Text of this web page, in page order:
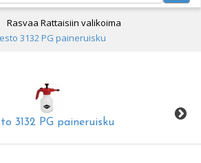
Rasvaa Rattaisiin valikoima
3132 PG paineruisku
3132 PG paineruisku